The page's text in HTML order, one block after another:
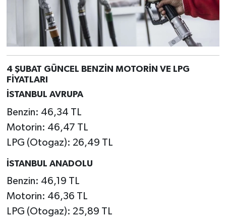
4 ŞUBAT GÜNCEL BENZİN MOTORİN VE LPG
FİYATLARI
İSTANBUL AVRUPA
Benzin: 46,34 TL
Motorin: 46,47 TL
LPG (Otogaz): 26,49 TL
İSTANBUL ANADOLU
Benzin: 46,19 TL
Motorin: 46,36 TL
LPG (Otogaz): 25,89 TL